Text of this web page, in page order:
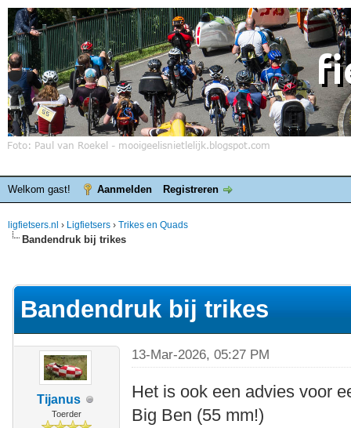
Welkom gast! Aanmelden Registreren
ligfietsers.nl › Ligfietsers › Trikes en Quads
Bandendruk bij trikes
Bandendruk bij trikes
Tijanus
Toerder
13-Mar-2026, 05:27 PM
Het is ook een advies voor
Big Ben (55 mm!)